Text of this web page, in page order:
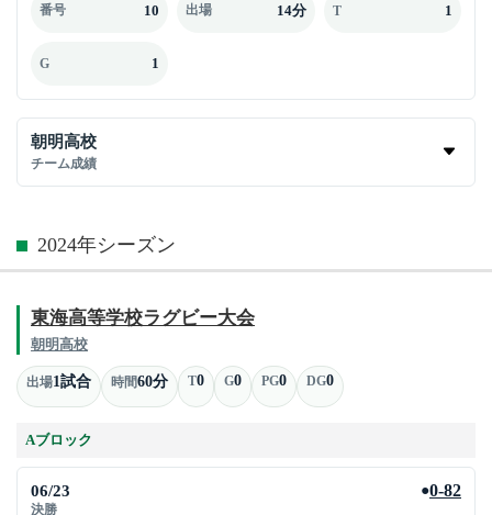
番号 10 出場 14分 T 1
G 1
朝明高校
チーム成績
2024年シーズン
東海高等学校ラグビー大会
朝明高校
出場1試合 時間60分 T0 G0 PG0 DG0
Aブロック
06/23
決勝
●0-82